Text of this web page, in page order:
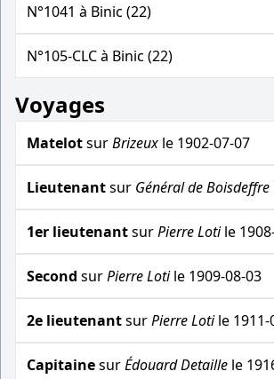
N°1041 à Binic (22)
N°105-CLC à Binic (22)
Voyages
MatelotsurBrizeux le 1902-07-07
Lieutenantsur Général de Boisdeffre
1er lieutenantsurPierre Lotile
Second surPierre Lotile 1909-08-03
2e lieutenantsurPierre Lotile 1911-
CapitainesurÉdouard Detaille le